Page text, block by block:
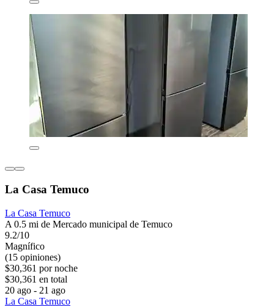
La Casa Temuco
La Casa Temuco
A 0.5 mi de Mercado municipal de Temuco
9.2/10
Magnífico
(15 opiniones)
$30,361 por noche
$30,361 en total
20 ago - 21 ago
La Casa Temuco